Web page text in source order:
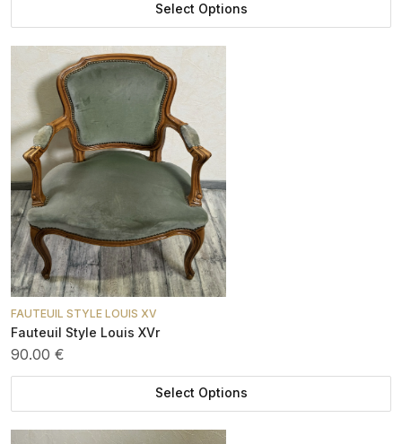
Select Options
FAUTEUIL STYLE LOUIS XV
Fauteuil Style Louis XVr
90.00 €
Select Options